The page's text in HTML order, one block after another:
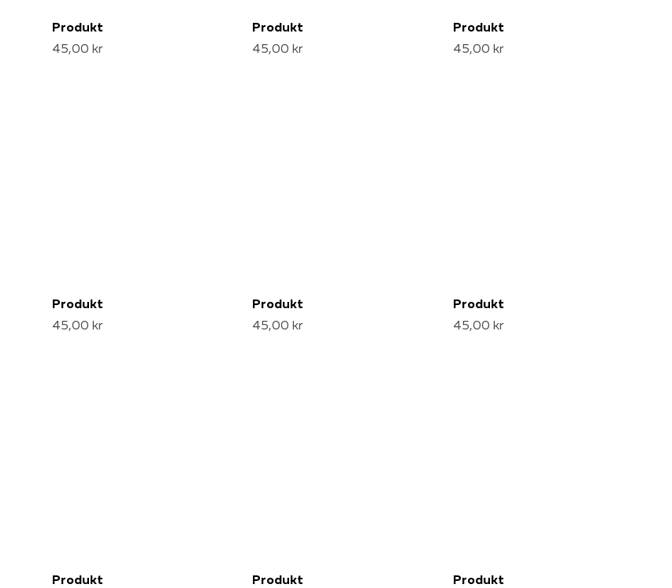
Produkt
45,00 kr
Produkt
45,00 kr
Produkt
45,00 kr
Produkt
45,00 kr
Produkt
45,00 kr
Produkt
45,00 kr
Produkt
Produkt
Produkt